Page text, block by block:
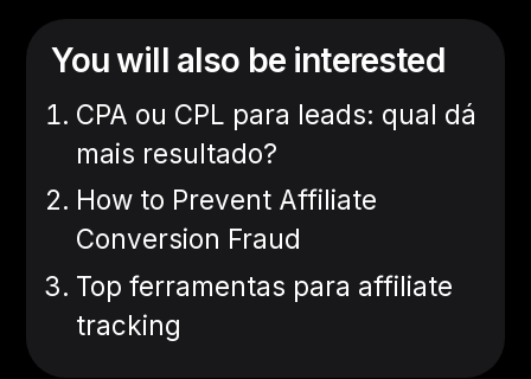
You will also be interested
CPA ou CPL para leads: qual dá
mais resultado?
How to Prevent Affiliate
Conversion Fraud
Top ferramentas para affiliate
tracking